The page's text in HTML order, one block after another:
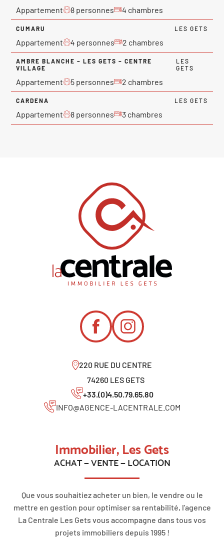
Appartement 8 personnes 4 chambres
CUMARU LES GETS
Appartement 4 personnes 2 chambres
AMBRE BLANCHE – LES GETS – CENTRE
VILLAGE
LES
GETS
Appartement 5 personnes 2 chambres
CARDENA LES GETS
Appartement 8 personnes 3 chambres
220 RUE DU CENTRE
74260 LES GETS
+33.(0)4.50.79.65.80
INFO@AGENCE-LACENTRALE.COM
Immobilier, Les Gets
ACHAT — VENTE — LOCATION
Que vous souhaitiez acheter un bien, le vendre ou le
mettre en gestion pour optimiser sa rentabilité, l'agence
La Centrale Les Gets vous accompagne dans tous vos
projets immobiliers depuis 1995 !